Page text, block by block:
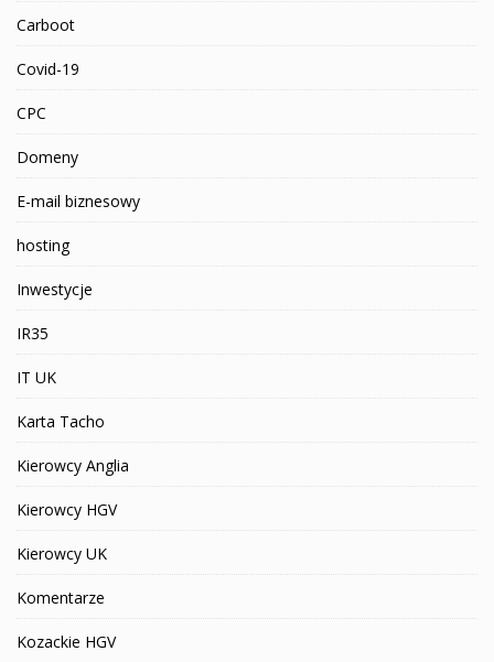
Carboot
Covid-19
CPC
Domeny
E-mail biznesowy
hosting
Inwestycje
IR35
IT UK
Karta Tacho
Kierowcy Anglia
Kierowcy HGV
Kierowcy UK
Komentarze
Kozackie HGV